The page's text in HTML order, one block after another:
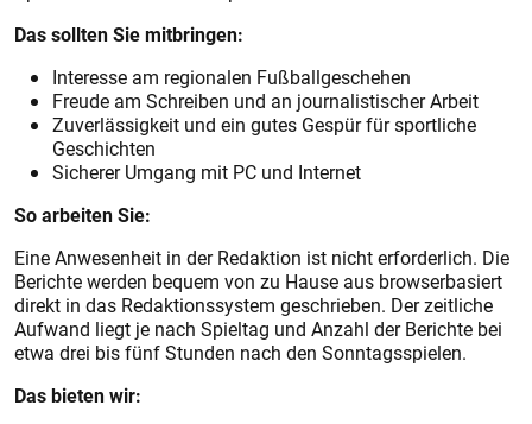
Das sollten Sie mitbringen:
Interesse am regionalen Fußballgeschehen
Freude am Schreiben und an journalistischer Arbeit
Zuverlässigkeit und ein gutes Gespür für sportliche
Geschichten
Sicherer Umgang mit PC und Internet
So arbeiten Sie:
Eine Anwesenheit in der Redaktion ist nicht erforderlich. Die
Berichte werden bequem von zu Hause aus browserbasiert
direkt in das Redaktionssystem geschrieben. Der zeitliche
Aufwand liegt je nach Spieltag und Anzahl der Berichte bei
etwa drei bis fünf Stunden nach den Sonntagsspielen.
Das bieten wir: